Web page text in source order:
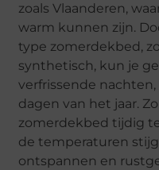
zoals Vlaanderen,
warm kunnen zijn.
type zomerdekbed,
synthetisch, kun je
verfrissende
dagen van het jaar.
zomerdekbed tijdig
de temperaturen
ontspannen en